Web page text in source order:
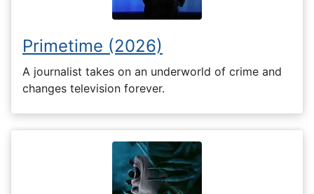
Primetime (2026)
A journalist takes on an underworld of crime and
changes television forever.